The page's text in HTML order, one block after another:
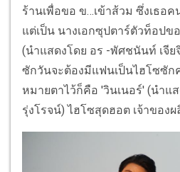
ร้านเพื่อขอ ข…เข้าส้วม ซึ่งเธอ
แต่เป็น นางเอกซุปตาร์ตัวท็อปข
(นำแสดงโดย อร -พัศชนันท์ เจี
ซักวันจะต้องมีแฟนเป็นไฮโซซัก
หมายตาไว้ก็คือ 'วินเนอร์' (นำ
รุ่งโรจน์) ไฮโซสุดฮอต เจ้าของ